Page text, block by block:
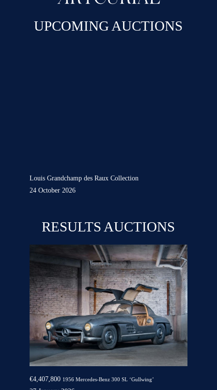
UPCOMING AUCTIONS
Louis Grandchamp des Raux Collection
24 October 2026
RESULTS AUCTIONS
€4,407,800 1956 Mercedes-Benz 300 SL ‘Gullwing’